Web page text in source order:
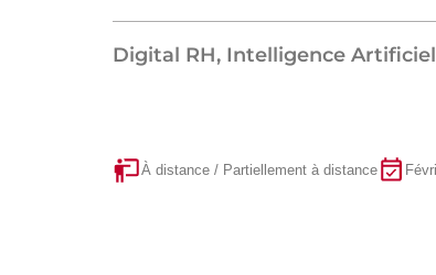
Digital RH, Intelligence
À distance / Partiellement à distance